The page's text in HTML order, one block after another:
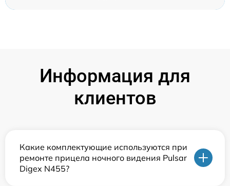
Информация для
клиентов
Какие комплектующие используются при
ремонте прицела ночного видения Pulsar
Digex N455?